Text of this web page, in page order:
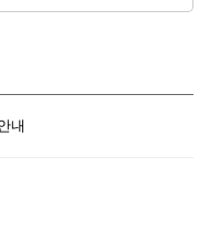
내